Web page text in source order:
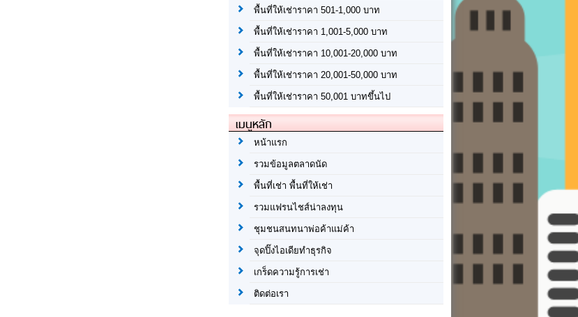
พื้นที่ให้เช่าราคา 501-1,000 บาท
พื้นที่ให้เช่าราคา 1,001-5,000 บาท
พื้นที่ให้เช่าราคา 10,001-20,000 บาท
พื้นที่ให้เช่าราคา 20,001-50,000 บาท
พื้นที่ให้เช่าราคา 50,001 บาทขึ้นไป
เมนูหลัก
หน้าแรก
รวมข้อมูลตลาดนัด
พื้นที่เช่า พื้นที่ให้เช่า
รวมแฟรนไชส์น่าลงทุน
ชุมชนสนทนาพ่อค้าแม่ค้า
จุดปิ๊งไอเดียทำธุรกิจ
เกร็ดความรู้การเช่า
ติดต่อเรา